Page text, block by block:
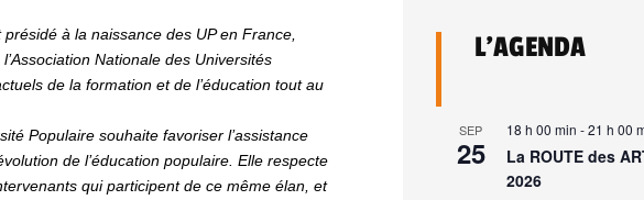
à la naissance des UP en France,
Nationale des Universités
de la formation et de l’éducation tout au
Populaire souhaite favoriser l’assistance
de l’éducation populaire. Elle respecte
qui participent de ce même élan, et
L’AGENDA
SEP
25
18 h 00 min -21 h 00
La ROUTE des
2026